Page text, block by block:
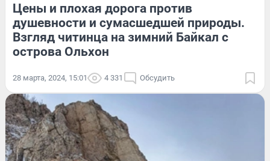
Цены и плохая дорога против
душевности и сумасшедшей природы.
Взгляд читинца на зимний Байкал с
острова Ольхон
28 марта, 2024, 15:01 4 331 Обсудить